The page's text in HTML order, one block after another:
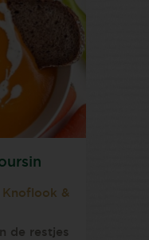
&
de restjes